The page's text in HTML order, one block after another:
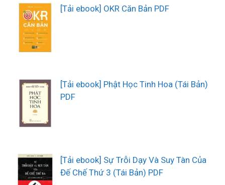
[Tải ebook] OKR Căn Bản PDF
[Tải ebook] Phật Học Tinh Hoa (Tái Bản)
PDF
[Tải ebook] Sự Trỗi Dạy Và Suy Tàn Của
Đế Chế Thứ 3 (Tái Bản) PDF